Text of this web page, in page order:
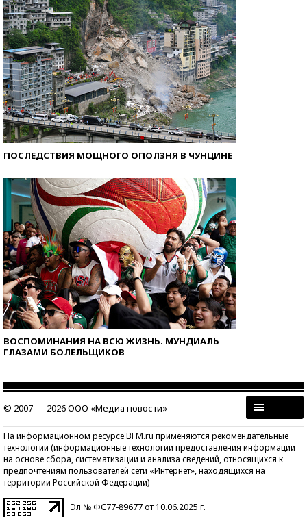
ПОСЛЕДСТВИЯ МОЩНОГО ОПОЛЗНЯ В ЧУНЦИНЕ
ВОСПОМИНАНИЯ НА ВСЮ ЖИЗНЬ. МУНДИАЛЬ
ГЛАЗАМИ БОЛЕЛЬЩИКОВ
© 2007 — 2026 ООО «Медиа новости»
На информационном ресурсе BFM.ru применяются рекомендательные
технологии (информационные технологии предоставления информации
на основе сбора, систематизации и анализа сведений, относящихся к
предпочтениям пользователей сети «Интернет», находящихся на
территории Российской Федерации)
Эл № ФС77-89677 от 10.06.2025 г.